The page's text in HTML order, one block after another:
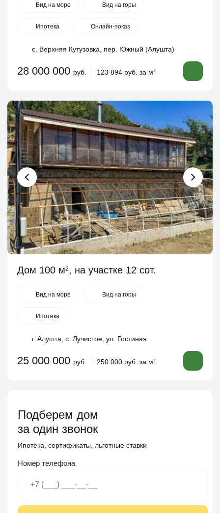
Вид на море Вид на горы
Ипотека Онлайн-показ
с. Верхняя Кутузовка, пер. Южный (Алушта)
28 000 000 руб. 123 894 руб. за м2
Дом 100 м², на участке 12 сот.
Вид на море Вид на горы
Ипотека
г. Алушта, с. Лучистое, ул. Гостиная
25 000 000 руб. 250 000 руб. за м2
Подберем дом
за один звонок
Ипотека, сертификаты, льготные ставки
Номер телефона